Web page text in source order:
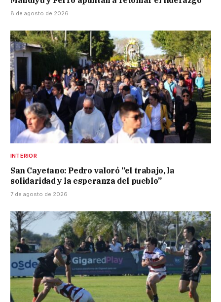
8 de agosto de 2026
INTERIOR
San Cayetano: Pedro valoró “el trabajo, la
solidaridad y la esperanza del pueblo”
7 de agosto de 2026